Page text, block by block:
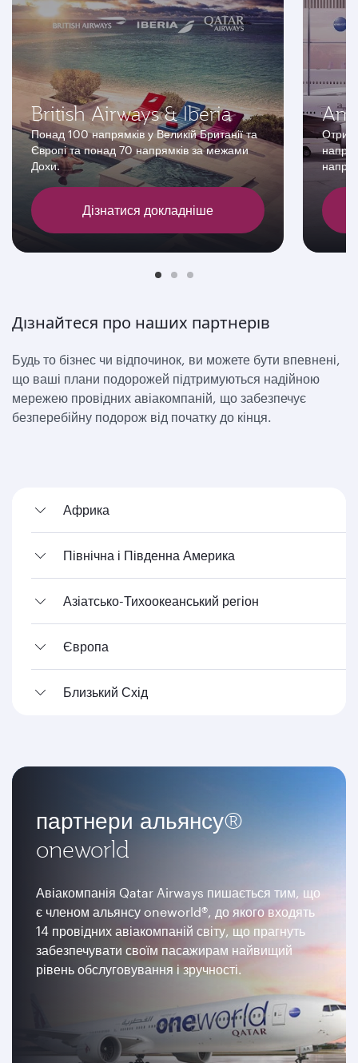
British Airways & Iberia
Понад 100 напрямків у Великій Британії та
Європі та понад 70 напрямків за межами
Дохи.
Дізнатися докладніше
Дізнайтеся про наших партнерів
Будь то бізнес чи відпочинок, ви можете бути впевнені,
що ваші плани подорожей підтримуються надійною
мережею провідних авіакомпаній, що забезпечує
безперебійну подорож від початку до кінця.
Африка
Північна і Південна Америка
Азіатсько-Тихоокеанський регіон
Європа
Близький Схід
партнери альянсу®
oneworld
Авіакомпанія Qatar Airways пишається тим, що
є членом альянсу oneworld®, до якого входять
14 провідних авіакомпаній світу, що прагнуть
забезпечувати своїм пасажирам найвищий
рівень обслуговування і зручності.